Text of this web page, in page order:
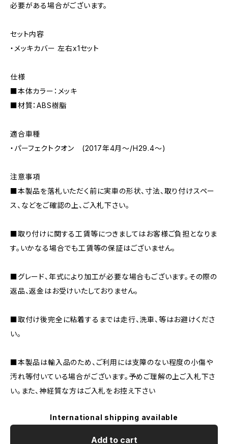
必要がある場合がございます。
セット内容
・メッキカバー 左右x1セット
仕様
■本体カラー：メッキ
■材質：ABS樹脂
適合車種
・パーフェクトクオン (2017年4月〜/H29.4〜)
注意事項
■本製品を落札いただく前に実車の形状、寸法、取り付けスペー
ス、などをご確認の上、ご入札下さい。
■取り付けに関する工賃等につきましてはお客様ご負担となりま
す。いかなる場合でも工賃等の保証はございません。
■グレード、年式により加工が必要な場合もございます。その際の
返品、返金はお受けいたしておりません。
■取付け後完全に粘着するまでは走行、洗車、等はお避けくださ
い。
■本製品は輸入品のため、ご利用には支障のない程度の小傷や
汚れ等付いている場合がございます。予めご理解の上ご入札下さ
い。また、神経質な方はご入札をお控え下さい
International shipping available
Add to cart